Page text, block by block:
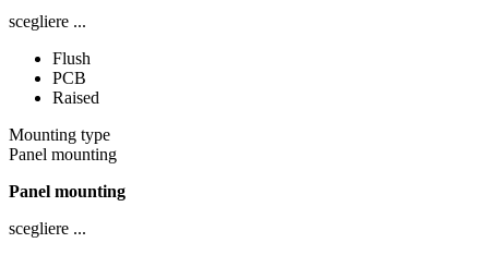
scegliere ...
Flush
PCB
Raised
Mounting type
Panel mounting
Panel mounting
scegliere ...